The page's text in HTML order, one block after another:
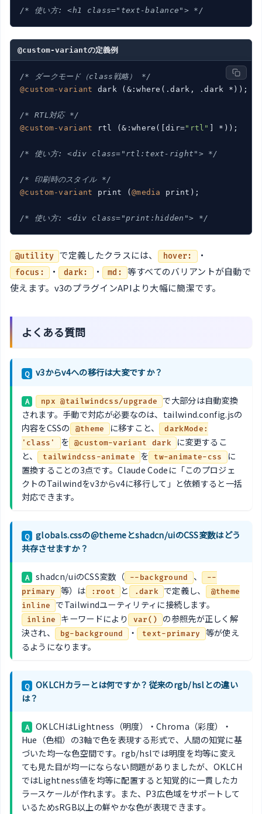
/* 使い方: <h1 class="text-balance"> */
@custom-variantの定義例
/* ダークモード（class戦略） */
@custom-variant
dark (&:where(.dark, .dark *));
/* RTL対応 */
@custom-variant
rtl (&:where([dir="rtl" ] *));
/* 使い方: <div class="rtl:text-right"> */
/* 印刷時のスタイル */
@custom-variant
print ( @media print);
/* 使い方: <div class="print:hidden"> */
@utility で定義したクラスには、 hover: ・
focus: ・ dark: ・ md:
等すべてのバリアントが自動で
使えます。v3のプラグインAPIより大幅に簡潔です。
よくある質問
Q v3からv4への移行は大変ですか？
A npx @tailwindcss/upgrade
で大部分は自動変換
されます。手動で対応が必要なのは、tailwind.config.jsの
内容をCSSの
@theme に移すこと、 darkMode:
'class'
を @custom-variant dark
に変更するこ
と、
tailwindcss-animate を tw-animate-css
に
置換することの3点です。Claude Codeに「このプロジェ
クトのTailwindをv3からv4に移行して」と依頼すると一括
対応できます。
Q
globals.cssの@themeとshadcn/uiのCSS変数はどう
共存させますか？
A shadcn/uiのCSS変数（ --background 、
--
primary
等）は :root と .dark で定義し、
@theme
inline
でTailwindユーティリティに接続します。
inline キーワードにより var()
の参照先が正しく解
決され、
bg-background ・ text-primary
等が使え
るようになります。
Q
OKLCHカラーとは何ですか？従来のrgb/hslとの違い
は？
A
OKLCHはLightness（明度）・Chroma（彩度）・
Hue（色相）の3軸で色を表現する形式で、人間の知覚に基
づいた均一な色空間です。rgb/hslでは明度を均等に変え
ても見た目が均一にならない問題がありましたが、OKLCH
ではLightness値を均等に配置すると知覚的に一貫したカ
ラースケールが作れます。また、P3広色域をサポートして
いるためsRGB以上の鮮やかな色が表現できます。